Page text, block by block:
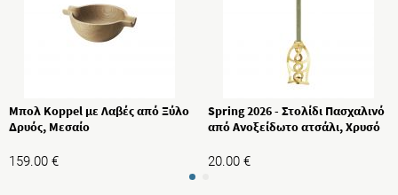
Μπολ Koppel με Λαβές από Ξύλο
Δρυός, Μεσαίο
159.00 €
Spring 2026 - Στολίδι Πασχαλινό
από Ανοξείδωτο ατσάλι, Χρυσό
20.00 €